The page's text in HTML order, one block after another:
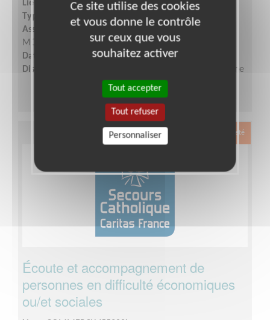
Lieu :
VERDUN (55100)
Type :
Communication, Graphisme
Association :
MOSELLE
Date :
Tout le temps
Disponibilité demandée :
Quelques heures par semaine
Exclusion & Pauvreté
Écoute et accompagnement de
personnes en difficulté économiques
ou/et sociales
Ce site utilise des cookies
et vous donne le contrôle
sur ceux que vous
souhaitez activer
Tout accepter
Tout refuser
Personnaliser